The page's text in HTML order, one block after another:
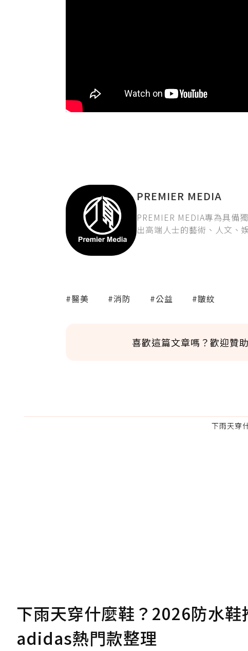
PREMIER MEDIA
PREMIER MEDIA專為具備
出高端人士的藝術、人文、
#醫美 #消防 #公益 #皺紋
喜歡這篇文章嗎？歡迎贊
下雨天穿
下雨天穿什麼鞋？2026防水
adidas熱門款整理